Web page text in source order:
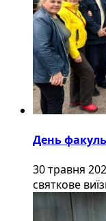
День
30 травня
святкове